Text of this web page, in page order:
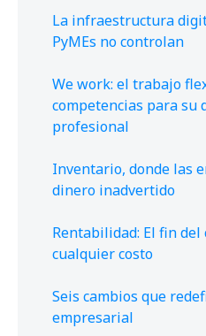
La infraestructura
PyMEs no controlan
We work: el trabajo
competencias para su
profesional
Inventario, donde las
dinero inadvertido
Rentabilidad: El fin
cualquier costo
Seis cambios que
empresarial